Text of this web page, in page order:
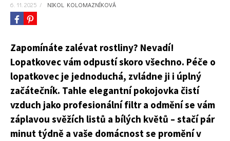
6. 11. 2025 / NIKOL KOLOMAZNÍKOVÁ
Zapomínáte zalévat rostliny? Nevadí!
Lopatkovec vám odpustí skoro všechno. Péče o
lopatkovec je jednoduchá, zvládne ji i úplný
začátečník. Tahle elegantní pokojovka čistí
vzduch jako profesionální filtr a odmění se vám
záplavou svěžích listů a bílých květů – stačí pár
minut týdně a vaše domácnost se promění v